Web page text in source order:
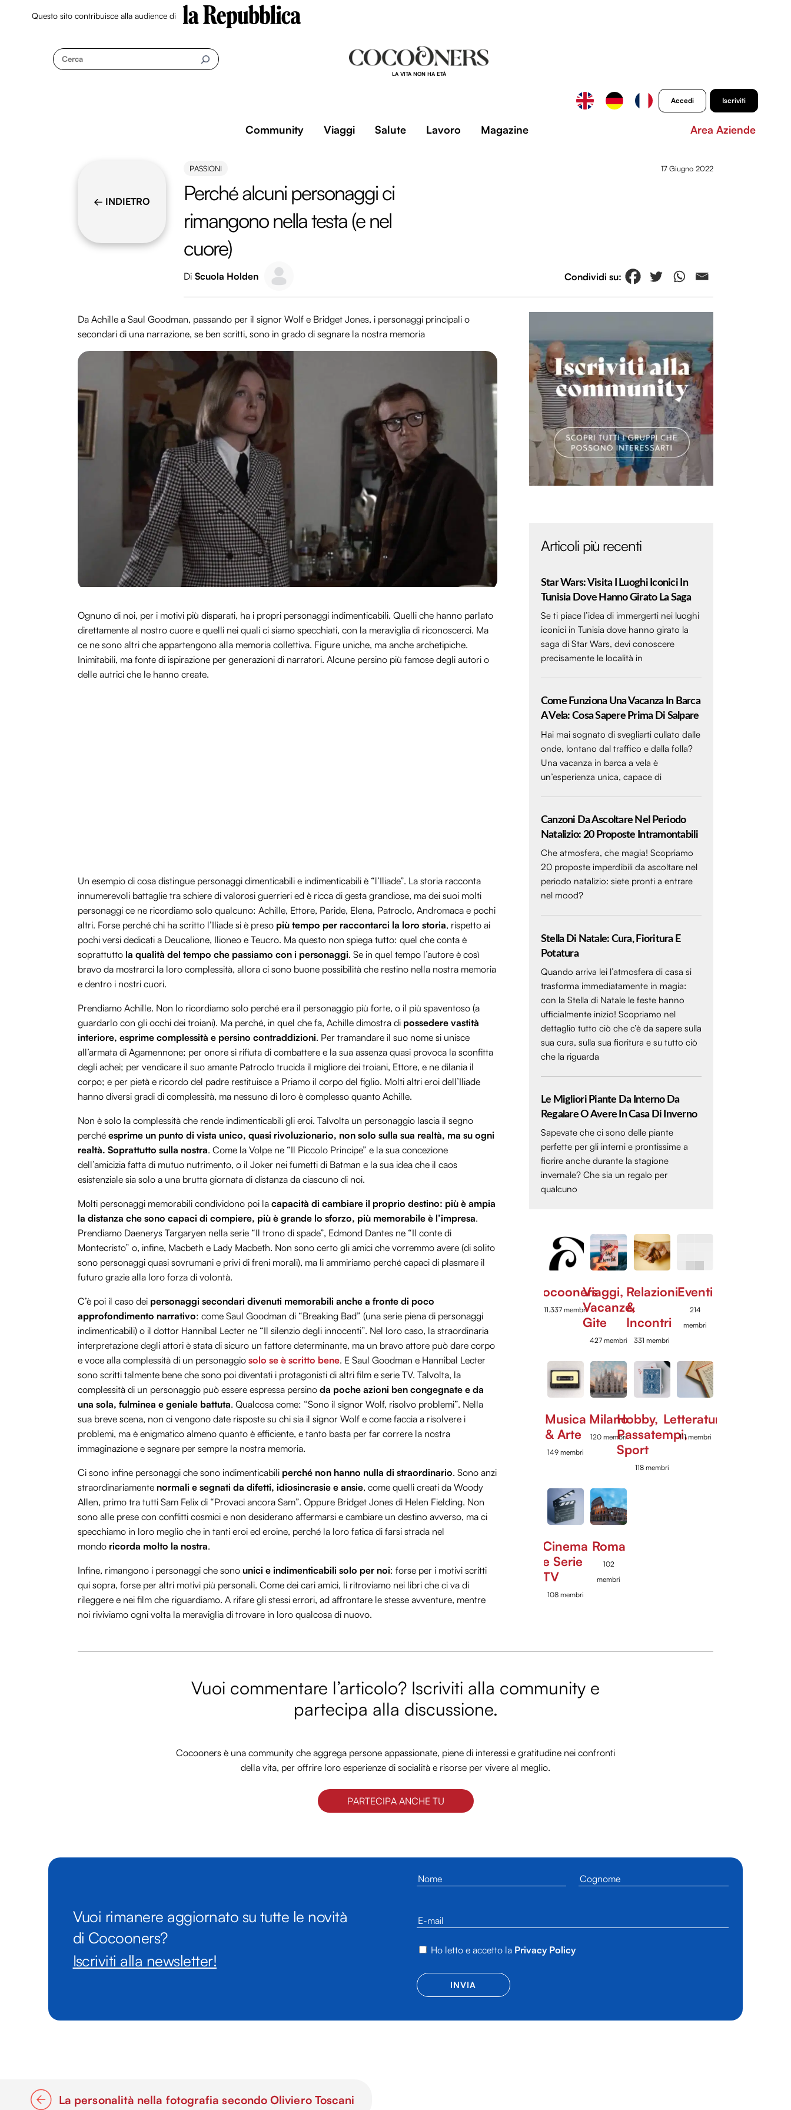
Questo sito contribuisce alla audience di
Cerca
LA VITA NON HA ETÀ
Accedi Iscriviti
Community Viaggi Salute Lavoro Magazine Area Aziende
← INDIETRO
PASSIONI 17 Giugno 2022
Perché alcuni personaggi ci
rimangono nella testa (e nel
cuore)
Di Scuola Holden
Da Achille a Saul Goodman, passando per il signor Wolf e Bridget Jones, i personaggi principali o
secondari di una narrazione, se ben scritti, sono in grado di segnare la nostra memoria
Ognuno di noi, per i motivi più disparati, ha i propri personaggi indimenticabili. Quelli che hanno parlato
direttamente al nostro cuore e quelli nei quali ci siamo specchiati, con la meraviglia di riconoscerci. Ma
ce ne sono altri che appartengono alla memoria collettiva. Figure uniche, ma anche archetipiche.
Inimitabili, ma fonte di ispirazione per generazioni di narratori. Alcune persino più famose degli autori o
delle autrici che le hanno create.
Un esempio di cosa distingue personaggi dimenticabili e indimenticabili è “l’Iliade”. La storia racconta
innumerevoli battaglie tra schiere di valorosi guerrieri ed è ricca di gesta grandiose, ma dei suoi molti
personaggi ce ne ricordiamo solo qualcuno: Achille, Ettore, Paride, Elena, Patroclo, Andromaca e pochi
altri. Forse perché chi ha scritto l’Iliade si è preso più tempo per raccontarci la loro storia, rispetto ai
pochi versi dedicati a Deucalione, Ilioneo e Teucro. Ma questo non spiega tutto: quel che conta è
soprattutto la qualità del tempo che passiamo con i personaggi. Se in quel tempo l’autore è così
bravo da mostrarci la loro complessità, allora ci sono buone possibilità che restino nella nostra memoria
e dentro i nostri cuori.
Prendiamo Achille. Non lo ricordiamo solo perché era il personaggio più forte, o il più spaventoso (a
guardarlo con gli occhi dei troiani). Ma perché, in quel che fa, Achille dimostra di possedere vastità
interiore, esprime complessità e persino contraddizioni. Per tramandare il suo nome si unisce
all’armata di Agamennone; per onore si rifiuta di combattere e la sua assenza quasi provoca la sconfitta
degli achei; per vendicare il suo amante Patroclo trucida il migliore dei troiani, Ettore, e ne dilania il
corpo; e per pietà e ricordo del padre restituisce a Priamo il corpo del figlio. Molti altri eroi dell’Iliade
hanno diversi gradi di complessità, ma nessuno di loro è complesso quanto Achille.
Non è solo la complessità che rende indimenticabili gli eroi. Talvolta un personaggio lascia il segno
perché esprime un punto di vista unico, quasi rivoluzionario, non solo sulla sua realtà, ma su ogni
realtà. Soprattutto sulla nostra. Come la Volpe ne “Il Piccolo Principe” e la sua concezione
dell’amicizia fatta di mutuo nutrimento, o il Joker nei fumetti di Batman e la sua idea che il caos
esistenziale sia solo a una brutta giornata di distanza da ciascuno di noi.
Molti personaggi memorabili condividono poi la capacità di cambiare il proprio destino: più è ampia
la distanza che sono capaci di compiere, più è grande lo sforzo, più memorabile è l’impresa.
Prendiamo Daenerys Targaryen nella serie “Il trono di spade”, Edmond Dantes ne “Il conte di
Montecristo” o, infine, Macbeth e Lady Macbeth. Non sono certo gli amici che vorremmo avere (di solito
sono personaggi quasi sovrumani e privi di freni morali), ma li ammiriamo perché capaci di plasmare il
futuro grazie alla loro forza di volontà.
C’è poi il caso dei personaggi secondari divenuti memorabili anche a fronte di poco
approfondimento narrativo: come Saul Goodman di “Breaking Bad” (una serie piena di personaggi
indimenticabili) o il dottor Hannibal Lecter ne “Il silenzio degli innocenti”. Nel loro caso, la straordinaria
interpretazione degli attori è stata di sicuro un fattore determinante, ma un bravo attore può dare corpo
e voce alla complessità di un personaggio solo se è scritto bene. E Saul Goodman e Hannibal Lecter
sono scritti talmente bene che sono poi diventati i protagonisti di altri film e serie TV. Talvolta, la
complessità di un personaggio può essere espressa persino da poche azioni ben congegnate e da
una sola, fulminea e geniale battuta. Qualcosa come: “Sono il signor Wolf, risolvo problemi”. Nella
sua breve scena, non ci vengono date risposte su chi sia il signor Wolf e come faccia a risolvere i
problemi, ma è enigmatico almeno quanto è efficiente, e tanto basta per far correre la nostra
immaginazione e segnare per sempre la nostra memoria.
Ci sono infine personaggi che sono indimenticabili perché non hanno nulla di straordinario. Sono anzi
straordinariamente normali e segnati da difetti, idiosincrasie e ansie, come quelli creati da Woody
Allen, primo tra tutti Sam Felix di “Provaci ancora Sam”. Oppure Bridget Jones di Helen Fielding. Non
sono alle prese con conflitti cosmici e non desiderano affermarsi e cambiare un destino avverso, ma ci
specchiamo in loro meglio che in tanti eroi ed eroine, perché la loro fatica di farsi strada nel
mondo ricorda molto la nostra.
Infine, rimangono i personaggi che sono unici e indimenticabili solo per noi: forse per i motivi scritti
qui sopra, forse per altri motivi più personali. Come dei cari amici, li ritroviamo nei libri che ci va di
rileggere e nei film che riguardiamo. A rifare gli stessi errori, ad affrontare le stesse avventure, mentre
noi riviviamo ogni volta la meraviglia di trovare in loro qualcosa di nuovo.
Articoli più recenti
Star Wars: Visita I Luoghi Iconici In
Tunisia Dove Hanno Girato La Saga
Se ti piace l’idea di immergerti nei luoghi
iconici in Tunisia dove hanno girato la
saga di Star Wars, devi conoscere
precisamente le località in
Come Funziona Una Vacanza In Barca
A Vela: Cosa Sapere Prima Di Salpare
Hai mai sognato di svegliarti cullato dalle
onde, lontano dal traffico e dalla folla?
Una vacanza in barca a vela è
un’esperienza unica, capace di
Canzoni Da Ascoltare Nel Periodo
Natalizio: 20 Proposte Intramontabili
Che atmosfera, che magia! Scopriamo
20 proposte imperdibili da ascoltare nel
periodo natalizio: siete pronti a entrare
nel mood?
Stella Di Natale: Cura, Fioritura E
Potatura
Quando arriva lei l’atmosfera di casa si
trasforma immediatamente in magia:
con la Stella di Natale le feste hanno
ufficialmente inizio! Scopriamo nel
dettaglio tutto ciò che c’è da sapere sulla
sua cura, sulla sua fioritura e su tutto ciò
che la riguarda
Le Migliori Piante Da Interno Da
Regalare O Avere In Casa Di Inverno
Sapevate che ci sono delle piante
perfette per gli interni e prontissime a
fiorire anche durante la stagione
invernale? Che sia un regalo per
qualcuno
Cocooners
11.337 membri
Viaggi,
Vacanze,
Gite
427 membri
Relazioni
&
Incontri
331 membri
Eventi
214
membri
Musica
& Arte
149 membri
Milano
120 membri
Hobby,
Passatempi,
Sport
118 membri
Letteratura
111 membri
Cinema
e Serie
TV
108 membri
Roma
102
membri
Vuoi commentare l’articolo? Iscriviti alla community e
partecipa alla discussione.
Cocooners è una community che aggrega persone appassionate, piene di interessi e gratitudine nei confronti
della vita, per offrire loro esperienze di socialità e risorse per vivere al meglio.
PARTECIPA ANCHE TU
Vuoi rimanere aggiornato su tutte le novità
di Cocooners?
Iscriviti alla newsletter!
Ho letto e accetto la Privacy Policy
La personalità nella fotografia secondo Oliviero Toscani